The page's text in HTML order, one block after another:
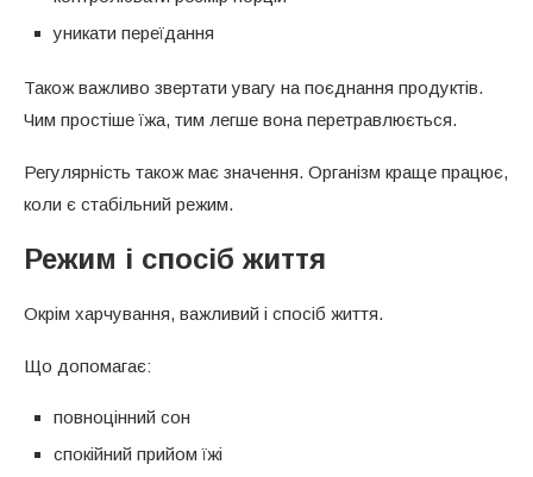
уникати переїдання
Також важливо звертати увагу на поєднання продуктів.
Чим простіше їжа, тим легше вона перетравлюється.
Регулярність також має значення. Організм краще працює,
коли є стабільний режим.
Режим і спосіб життя
Окрім харчування, важливий і спосіб життя.
Що допомагає:
повноцінний сон
спокійний прийом їжі